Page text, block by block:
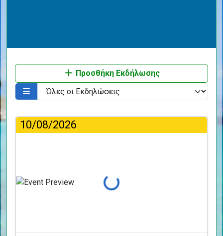
Προσθήκη Εκδήλωσης
10/08/2026
Φόρτωση...